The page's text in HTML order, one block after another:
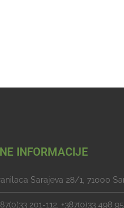
INFORMACIJE
Sarajeva 28/1, 71000
201-112, +387(0)33 498